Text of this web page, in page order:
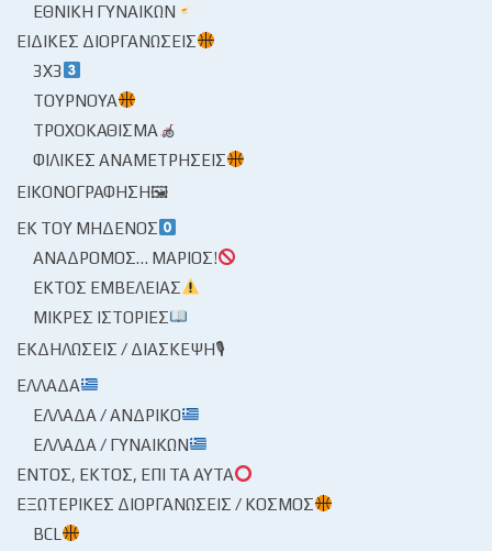
ΕΘΝΙΚΉ ΓΥΝΑΙΚΏΝ
ΕΙΔΙΚΈΣ ΔΙΟΡΓΑΝΏΣΕΙΣ
3X3
ΤΟΥΡΝΟΥΆ
ΤΡΟΧΟΚΆΘΙΣΜΑ
ΦΙΛΙΚΈΣ ΑΝΑΜΕΤΡΉΣΕΙΣ
ΕΙΚΟΝΟΓΡΆΦΗΣΗ🖼
ΕΚ ΤΟΥ ΜΗΔΕΝΌΣ
ΑΝΆΔΡΟΜΟΣ… ΜΆΡΙΟΣ!
ΕΚΤΌΣ ΕΜΒΈΛΕΙΑΣ
ΜΙΚΡΈΣ ΙΣΤΟΡΊΕΣ
ΕΚΔΗΛΏΣΕΙΣ / ΔΙΆΣΚΕΨΗ🎙
ΕΛΛΆΔΑ
ΕΛΛΆΔΑ / ΑΝΔΡΙΚΌ
ΕΛΛΆΔΑ / ΓΥΝΑΙΚΏΝ
ΕΝΤΌΣ, ΕΚΤΌΣ, ΕΠΊ ΤΑ ΑΥΤΆ
ΕΞΩΤΕΡΙΚΈΣ ΔΙΟΡΓΑΝΏΣΕΙΣ / ΚΌΣΜΟΣ
BCL